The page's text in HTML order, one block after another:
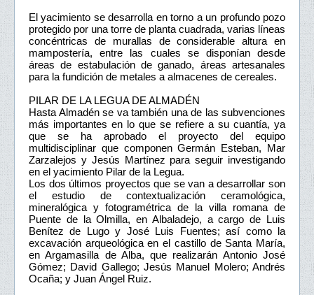
El yacimiento se desarrolla en torno a un profundo pozo
protegido por una torre de planta cuadrada, varias líneas
concéntricas de murallas de considerable altura en
mampostería, entre las cuales se disponían desde
áreas de estabulación de ganado, áreas artesanales
para la fundición de metales a almacenes de cereales.
PILAR DE LA LEGUA DE ALMADÉN
Hasta Almadén se va también una de las subvenciones
más importantes en lo que se refiere a su cuantía, ya
que se ha aprobado el proyecto del equipo
multidisciplinar que componen Germán Esteban, Mar
Zarzalejos y Jesús Martínez para seguir investigando
en el yacimiento Pilar de la Legua.
Los dos últimos proyectos que se van a desarrollar son
el estudio de contextualización ceramológica,
mineralógica y fotogramétrica de la villa romana de
Puente de la Olmilla, en Albaladejo, a cargo de Luis
Benítez de Lugo y José Luis Fuentes; así como la
excavación arqueológica en el castillo de Santa María,
en Argamasilla de Alba, que realizarán Antonio José
Gómez; David Gallego; Jesús Manuel Molero; Andrés
Ocaña; y Juan Ángel Ruiz.